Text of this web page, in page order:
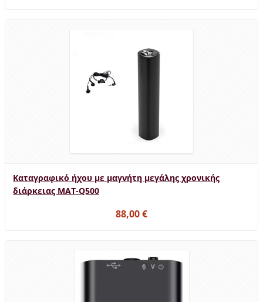
Καταγραφικό ήχου με μαγνήτη μεγάλης χρονικής
διάρκειας MAT-Q500
88,00 €